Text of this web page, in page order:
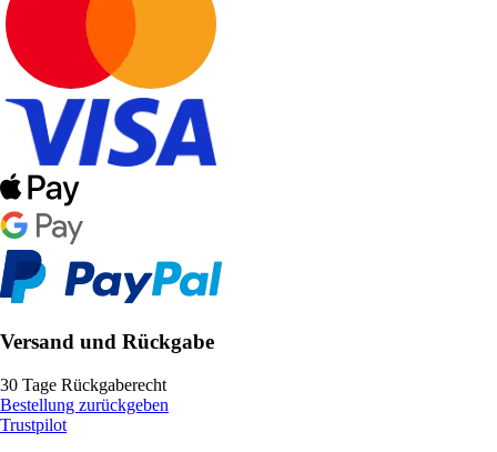
Versand und Rückgabe
30 Tage Rückgaberecht
Bestellung zurückgeben
Trustpilot